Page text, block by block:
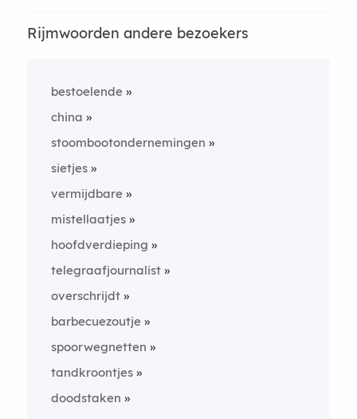
Rijmwoorden andere bezoekers
bestoelende
china
stoombootondernemingen
sietjes
vermijdbare
mistellaatjes
hoofdverdieping
telegraafjournalist
overschrijdt
barbecuezoutje
spoorwegnetten
tandkroontjes
doodstaken